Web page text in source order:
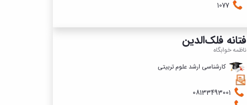
1077
فتانه فلک‌الدین
ناظمه خوابگاه
کارشناسی ارشد علوم تربیتی